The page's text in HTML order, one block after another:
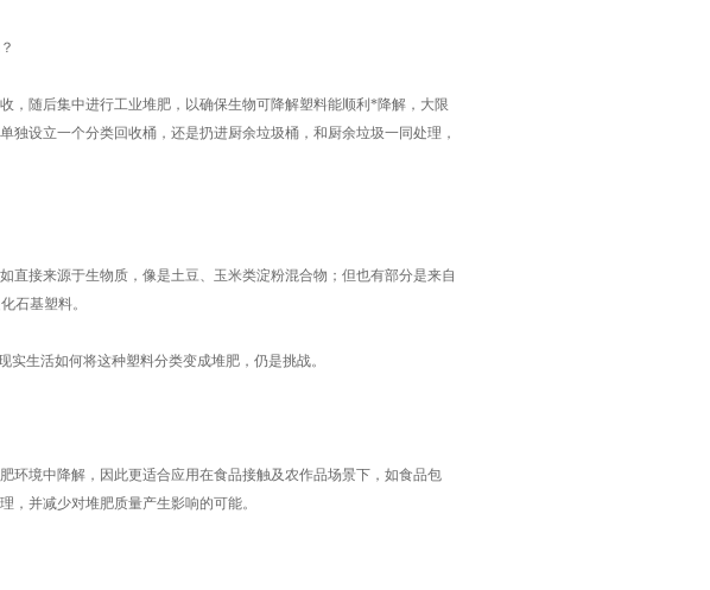
随后集中进行工业堆肥，以确保生物可降解塑料能顺利*降解，大限
独设立一个分类回收桶，还是扔进厨余垃圾桶，和厨余垃圾一同处理，
接来源于生物质，像是土豆、玉米类淀粉混合物；但也有部分是来自
石基塑料。
生活如何将这种塑料分类变成堆肥，仍是挑战。
境中降解，因此更适合应用在食品接触及农作品场景下，如食品包
，并减少对堆肥质量产生影响的可能。